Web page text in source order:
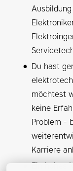
Du hast
möchtest
keine
Problem -
Karriere
Ein hohes